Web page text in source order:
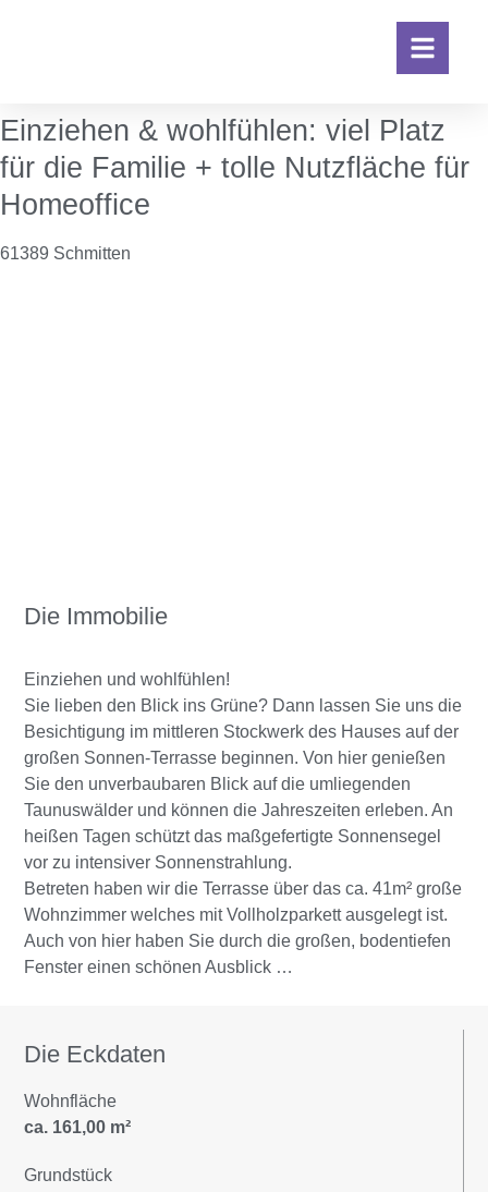
Einziehen & wohlfühlen: viel Platz
für die Familie + tolle Nutzfläche für
Homeoffice
61389 Schmitten
Die Immobilie
Einziehen und wohlfühlen!
Sie lieben den Blick ins Grüne? Dann lassen Sie uns die
Besichtigung im mittleren Stockwerk des Hauses auf der
großen Sonnen-Terrasse beginnen. Von hier genießen
Sie den unverbaubaren Blick auf die umliegenden
Taunuswälder und können die Jahreszeiten erleben. An
heißen Tagen schützt das maßgefertigte Sonnensegel
vor zu intensiver Sonnenstrahlung.
Betreten haben wir die Terrasse über das ca. 41m² große
Wohnzimmer welches mit Vollholzparkett ausgelegt ist.
Auch von hier haben Sie durch die großen, bodentiefen
Fenster einen schönen Ausblick …
Die Eckdaten
Wohnfläche
ca. 161,00 m²
Grundstück